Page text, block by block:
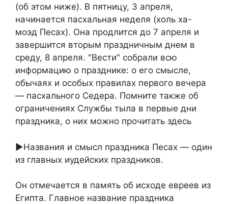
(об этом ниже). В пятницу, 3 апреля,
начинается пасхальная неделя (холь ха-
моэд Песах). Она продлится до 7 апреля и
завершится вторым праздничным днем в
среду, 8 апреля. "Вести" собрали всю
информацию о празднике: о его смысле,
обычаях и особых правилах первого вечера
— пасхального Седера. Помните также об
ограничениях Службы тыла в первые дни
праздника, о них можно прочитать здесь
►Названия и смысл праздника Песах — один
из главных иудейских праздников.
Он отмечается в память об исходе евреев из
Египта. Главное название праздника